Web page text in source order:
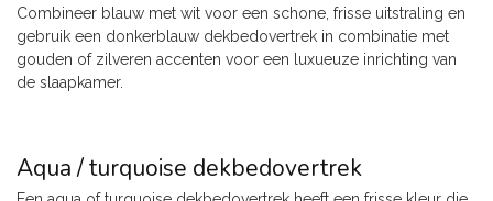
Combineer blauw met wit voor een schone, frisse uitstraling en
gebruik een donkerblauw dekbedovertrek in combinatie met
gouden of zilveren accenten voor een luxueuze inrichting van
de slaapkamer.
Aqua / turquoise dekbedovertrek